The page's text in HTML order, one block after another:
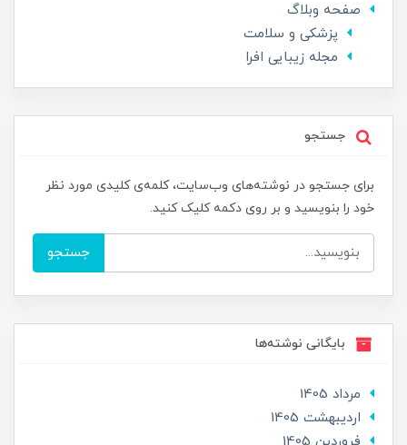
صفحه وبلاگ
پزشکی و سلامت
مجله زیبایی افرا
جستجو
برای جستجو در نوشته‌های وب‌سایت، کلمه‌ی کلیدی مورد نظر
خود را بنویسید و بر روی دکمه کلیک کنید.
جستجو
بایگانی نوشته‌ها
مرداد 1405
ارديبهشت 1405